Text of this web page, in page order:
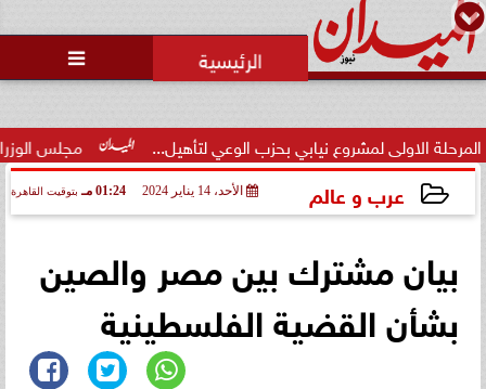

مجلس الوزراء يوافق على تعديل بحزب الوعي لتأهيل...
عرب و عالم الأحد، 14 يناير 2024 01:24 مـ بتوقيت القاهرة
بيان مشترك بين مصر والصين
بشأن القضية الفلسطينية
محاولات لإخفاء المقاعد عن أعضاء
الجمعية العمومية خلال الإفطار